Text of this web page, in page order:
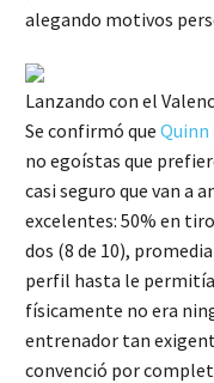
alegando motivos
Lanzando con el
Se confirmó que Quinn
no egoístas que
casi seguro que van a
excelentes: 50% en
dos (8 de 10),
perfil hasta le permitía
físicamente no era
entrenador tan
convenció por